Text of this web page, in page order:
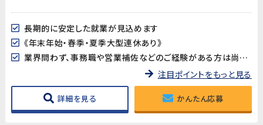
長期的に安定した就業が見込めます
《年末年始・春季・夏季大型連休あり》
業界問わず、事務職や営業補佐などのご経験がある方は尚歓迎!もちろん未経験からのチャレンジもお待ちしています(^^)/
注目ポイントをもっと見る
詳細を見る かんたん応募